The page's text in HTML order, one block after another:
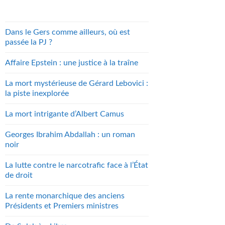
Dans le Gers comme ailleurs, où est
passée la PJ ?
Affaire Epstein : une justice à la traîne
La mort mystérieuse de Gérard Lebovici :
la piste inexplorée
La mort intrigante d’Albert Camus
Georges Ibrahim Abdallah : un roman
noir
La lutte contre le narcotrafic face à l’État
de droit
La rente monarchique des anciens
Présidents et Premiers ministres